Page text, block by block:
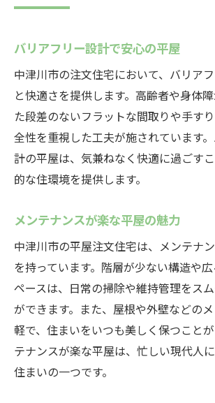
バリアフリー設計で安心の平屋
中津川市の注文住宅において、バリア
と快適さを提供します。高齢者や身体
た段差のないフラットな間取りや手す
全性を重視した工夫が施されています
計の平屋は、気兼ねなく快適に過ごす
的な住環境を提供します。
メンテナンスが楽な平屋の魅力
中津川市の平屋注文住宅は、メンテナ
を持っています。階層が少ない構造や
ペースは、日常の掃除や維持管理をス
ができます。また、屋根や外壁などの
軽で、住まいをいつも美しく保つこと
テナンスが楽な平屋は、忙しい現代人
住まいの一つです。